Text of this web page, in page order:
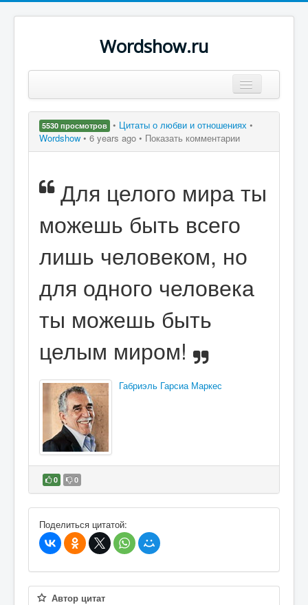
Wordshow.ru
Популярные цитаты
Поиск
5530 просмотров • Цитаты о любви и отношениях •
Wordshow • 6 years ago • Показать комментарии
Для целого мира ты
можешь быть всего
лишь человеком, но
для одного человека
ты можешь быть
целым миром!
Габриэль Гарсиа Маркес
0 0
В избранное
Поделиться цитатой:
Автор цитат